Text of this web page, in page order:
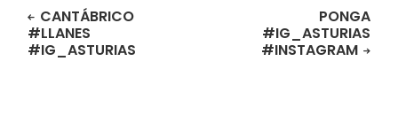
CANTÁBRICO
#LLANES
#IG_ASTURIAS
PONGA
#IG_ASTURIAS
#INSTAGRAM